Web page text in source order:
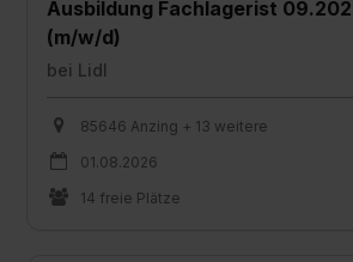
Ausbildung Fachlagerist
(m/w/d)
bei Lidl
85646 Anzing + 13 weitere
01.08.2026
14 freie Plätze